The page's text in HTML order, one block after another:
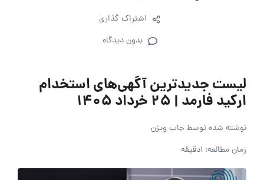
اشتراک گذاری
بدون دیدگاه
لیست جدیدترین آگهی‌های استخدام
ارکید فارمد | ۲۵ خرداد ۱۴۰۵
نوشته شده توسطجاب ویژن
زمان مطالعه: 1دقیقه